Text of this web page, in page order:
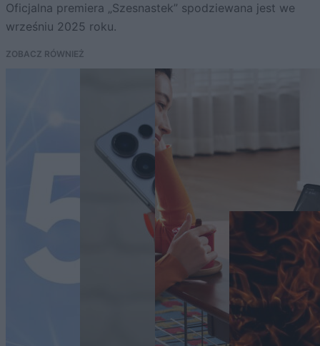
Oficjalna premiera „Szesnastek” spodziewana jest we
wrześniu 2025 roku.
ZOBACZ RÓWNIEŻ